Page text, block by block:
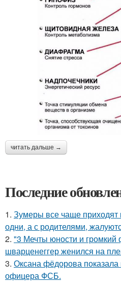
читать дальше →
Последние
1. Зумеры все чаще приходят
одни, а с родителями,
2. "3 Мечты юности и громкий
шварценеггер женился на
3. Оксана фёдорова
офицера ФСБ.